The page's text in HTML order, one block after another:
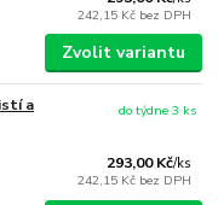
242,15 Kč bez DPH
Zvolit variantu
a
293,00 Kč/ks
242,15 Kč bez DPH
do týdne 3 ks